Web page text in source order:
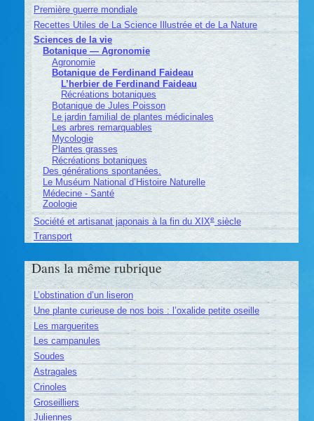
Première guerre mondiale
Recettes Utiles de La Science Illustrée et de La Nature
Sciences de la vie
Botanique — Agronomie
Agronomie
Botanique de Ferdinand Faideau
L’herbier de Ferdinand Faideau
Récréations botaniques
Botanique de Jules Poisson
Le jardin familial de plantes médicinales
Les arbres remarquables
Mycologie
Plantes grasses
Récréations botaniques
Des générations spontanées.
Le Muséum National d’Histoire Naturelle
Médecine - Santé
Zoologie
Société et artisanat japonais à la fin du XIXesiècle
Transport
Dans la même rubrique
L’obstination d’un liseron
Une plante curieuse de nos bois : l’oxalide petite oseille
Les marguerites
Les campanules
Soudes
Astragales
Crinoles
Groseilliers
Juliennes